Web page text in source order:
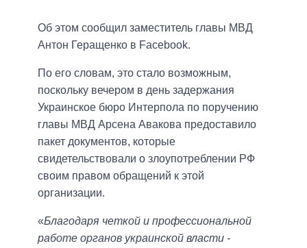
Об этом сообщил заместитель главы МВД
Антон Геращенко в Facebook.
По его словам, это стало возможным,
поскольку вечером в день задержания
Украинское бюро Интерпола по поручению
главы МВД Арсена Авакова предоставило
пакет документов, которые
свидетельствовали о злоупотреблении РФ
своим правом обращений к этой
организации.
«Благодаря четкой и профессиональной
работе органов украинской власти -